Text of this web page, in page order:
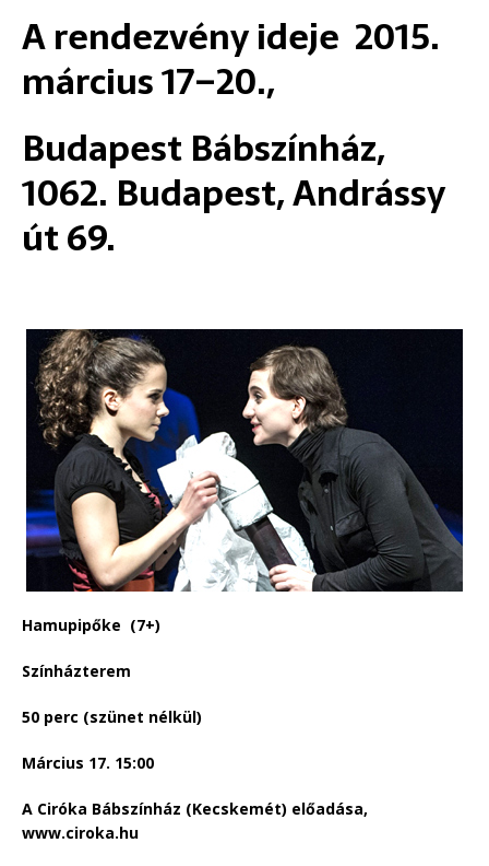
A rendezvény ideje 2015.
március 17–20.,
Budapest Bábszínház,
1062. Budapest, Andrássy
út 69.
Hamupipőke (7+)
Színházterem
50 perc (szünet nélkül)
Március 17. 15:00
A Ciróka Bábszínház (Kecskemét) előadása,
www.ciroka.hu